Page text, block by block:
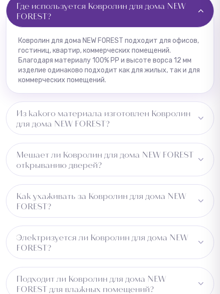
Где используется Ковролин для дома NEW
FOREST?
Ковролин для дома NEW FOREST подходит для офисов,
гостиниц, квартир, коммерческих помещений.
Благодаря материалу 100% PP и высоте ворса 12 мм
изделие одинаково подходит как для жилых, так и для
коммерческих помещений.
Из какого материала изготовлен Ковролин
для дома NEW FOREST?
обеспечивает удержание пыли и влаги и
долговечность изделия.
Мешает ли Ковролин для дома NEW FOREST
открыванию дверей?
установкой.
Как ухаживать за Ковролин для дома NEW
FOREST?
не впитывает влагу и легко чистится.
Электризуется ли Ковролин для дома NEW
FOREST?
пыль.
Подходит ли Ковролин для дома NEW
FOREST для влажных помещений?